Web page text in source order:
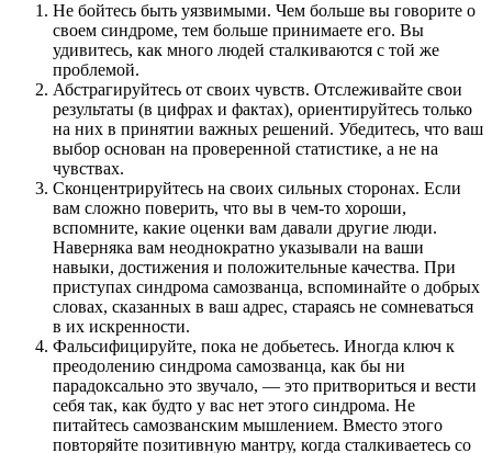
Не бойтесь быть уязвимыми. Чем больше вы говорите о
своем синдроме, тем больше принимаете его. Вы
удивитесь, как много людей сталкиваются с той же
проблемой.
Абстрагируйтесь от своих чувств. Отслеживайте свои
результаты (в цифрах и фактах), ориентируйтесь только
на них в принятии важных решений. Убедитесь, что ваш
выбор основан на проверенной статистике, а не на
чувствах.
Сконцентрируйтесь на своих сильных сторонах. Если
вам сложно поверить, что вы в чем-то хороши,
вспомните, какие оценки вам давали другие люди.
Наверняка вам неоднократно указывали на ваши
навыки, достижения и положительные качества. При
приступах синдрома самозванца, вспоминайте о добрых
словах, сказанных в ваш адрес, стараясь не сомневаться
в их искренности.
Фальсифицируйте, пока не добьетесь. Иногда ключ к
преодолению синдрома самозванца, как бы ни
парадоксально это звучало, — это притвориться и вести
себя так, как будто у вас нет этого синдрома. Не
питайтесь самозванским мышлением. Вместо этого
повторяйте позитивную мантру, когда сталкиваетесь со